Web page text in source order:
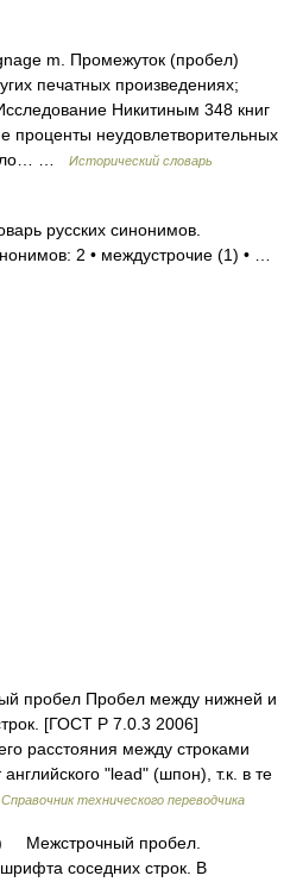
m. Промежуток (пробел)
печатных произведениях;
Никитиным 348 книг
проценты неудовлетворительных
…
Исторический словарь
русских синонимов.
2 • междустрочие (1) • …
пробел Пробел между нижней и
[ГОСТ Р 7.0.3 2006]
расстояния между строками
"lead" (шпон), т.к. в те
Справочник технического переводчика
Межстрочный пробел.
соседних строк. В